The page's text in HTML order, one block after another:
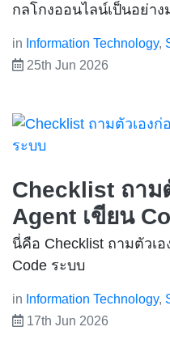
กลโกงออนไลน์เป็นอย่าง
in Information Technology,
25th Jun 2026
Checklist ถาม
Agent เขียน
นี่คือ Checklist ถามตัวเ
Code ระบบ
in Information Technology,
17th Jun 2026